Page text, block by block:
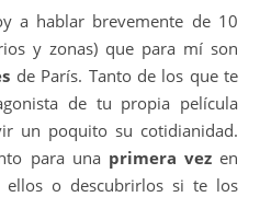
a hablar brevemente de 10
y zonas) que para mí son
de París. Tanto de los que te
de tu propia película
un poquito su cotidianidad.
para una primera vezen
ellos o descubrirlos si te los